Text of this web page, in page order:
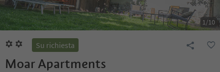
1/10
Su richiesta
Moar Apartments